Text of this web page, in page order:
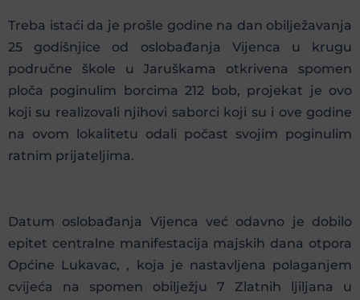
Treba istaći da je prošle godine na dan obilježavanja
25 godišnjice od oslobađanja Vijenca u krugu
područne škole u Jaruškama otkrivena spomen
ploča poginulim borcima 212 bob, projekat je ovo
koji su realizovali njihovi saborci koji su i ove godine
na ovom lokalitetu odali počast svojim poginulim
ratnim prijateljima.
Datum oslobađanja Vijenca već odavno je dobilo
epitet centralne manifestacija majskih dana otpora
Općine Lukavac, , koja je nastavljena polaganjem
cvijeća na spomen obilježju 7 Zlatnih ljiljana u